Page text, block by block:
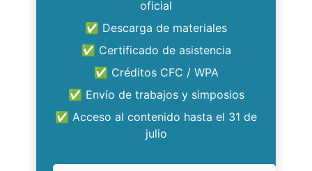
oficial
✅ Descarga de materiales
✅ Certificado de asistencia
✅ Créditos CFC / WPA
✅ Envío de trabajos y simposios
✅ Acceso al contenido hasta el 31 de
julio